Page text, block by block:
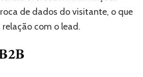
de dados do visitante, o que
com o lead.